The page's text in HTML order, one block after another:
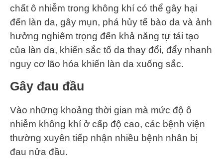
chất ô nhiễm trong không khí có thể gây hại
đến làn da, gây mụn, phá hủy tế bào da và ảnh
hưởng nghiêm trọng đến khả năng tự tái tạo
của làn da, khiến sắc tố da thay đổi, đẩy nhanh
nguy cơ lão hóa khiến làn da xuống sắc.
Gây đau đầu
Vào những khoảng thời gian mà mức độ ô
nhiễm không khí ở cấp độ cao, các bệnh viện
thường xuyên tiếp nhận nhiều bệnh nhân bị
đau nửa đầu.